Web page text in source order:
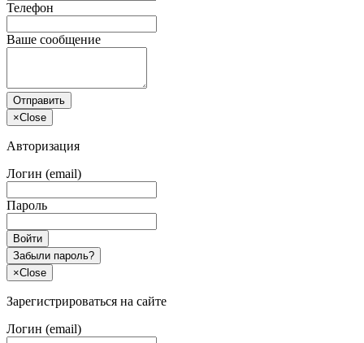
Телефон
Ваше сообщение
Отправить
×Close
Авторизация
Логин (email)
Пароль
Войти
Забыли пароль?
×Close
Зарегистрироваться на сайте
Логин (email)